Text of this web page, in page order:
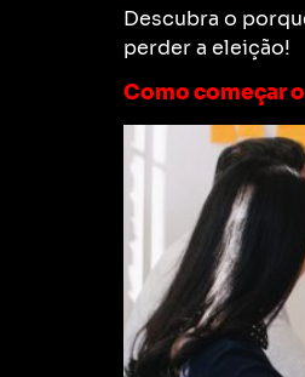
Descubra o
perder a eleição!
Como começar